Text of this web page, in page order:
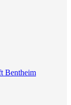
Bentheim